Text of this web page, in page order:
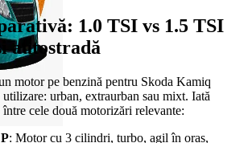
1.0 TSI vs 1.5 TSI
autostradă
motor pe benzină pentru Skoda Kamiq
urban, extraurban sau mixt. Iată
cele două motorizări relevante:
: Motor cu 3 cilindri, turbo, agil în oraș,